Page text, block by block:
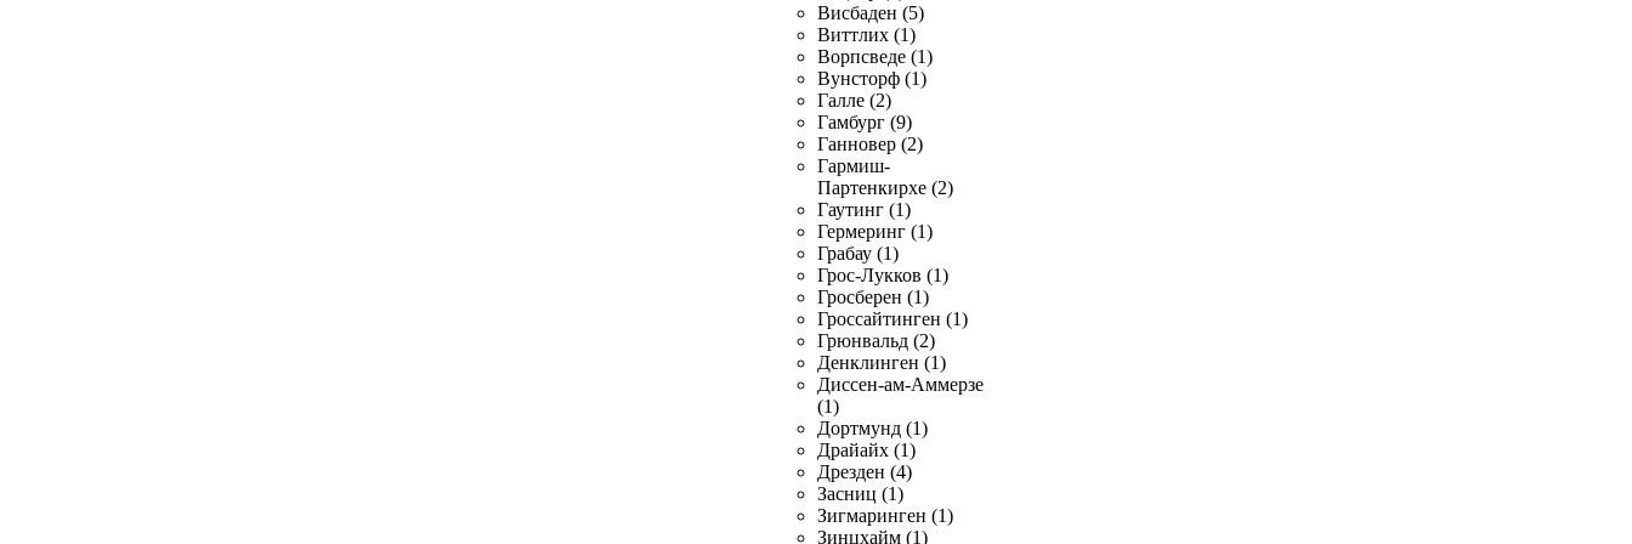
Висбаден (5)
Виттлих (1)
Ворпсведе (1)
Вунсторф (1)
Галле (2)
Гамбург (9)
Ганновер (2)
Гармиш-
Партенкирхе (2)
Гаутинг (1)
Гермеринг (1)
Грабау (1)
Грос-Лукков (1)
Гросберен (1)
Гроссайтинген (1)
Грюнвальд (2)
Денклинген (1)
Диссен-ам-Аммерзе
(1)
Дортмунд (1)
Драйайх (1)
Дрезден (4)
Засниц (1)
Зигмаринген (1)
Зинцхайм (1)